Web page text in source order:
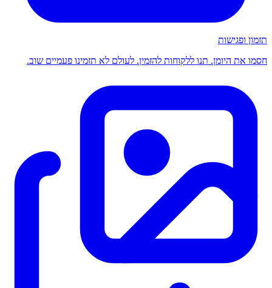
תזמון ופגישות
חסמו את היומן. תנו ללקוחות להזמין. לעולם לא תזמינו פעמיים שוב.